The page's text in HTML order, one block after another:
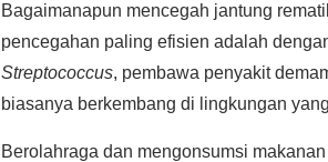
Bagaimanapun mencegah jantung
pencegahan paling efisien adalah
Streptococcus, pembawa penyakit
biasanya berkembang di lingkungan
Berolahraga dan mengonsumsi